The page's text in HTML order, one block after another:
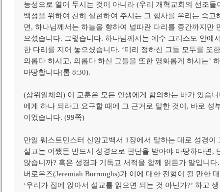
능성으로 열어 두시는 것이 아니라 (우리 개혁교회의 선조
백성을 위하여 친히 실현하여 주시는 그 행사를 우리는 숙고
면, 하나님께서는 하늘을 향하여 널따란 다리를 중간까지만
으셨습니다. 그렇습니다. 하나님께서는 예수 그리스도 안에
한 다리를 지어 놓으셨습니다. ‘미리 정하신 그들 모두를 또
의롭다 하시고, 의롭다 하신 그들을 또한 영화롭게 하시는’
마땅합니다(롬 8:30).
(삼위일체의) 이 교훈은 모든 인생에게 함의하는 바가 있습
에게 하나 되라고 요구할 때에 그 근거로 말한 것이, 바로 성
이었습니다. (99쪽)
만일 웨스트민스터 신앙고백서 1장에서 말하는 대로 성경이
설교는 어쨌든 반드시 성경으로 판단을 받아야 마땅하다면,
않습니까? 혹은 성경과 기독교 서적을 함께 읽든가 말입니
버로우즈(Jeremiah Burroughs)가 이에 대한 전형이 될 만한
‘우리가 집에 앉아서 설교를 읽으면 되는 것 아닌가?’ 하고